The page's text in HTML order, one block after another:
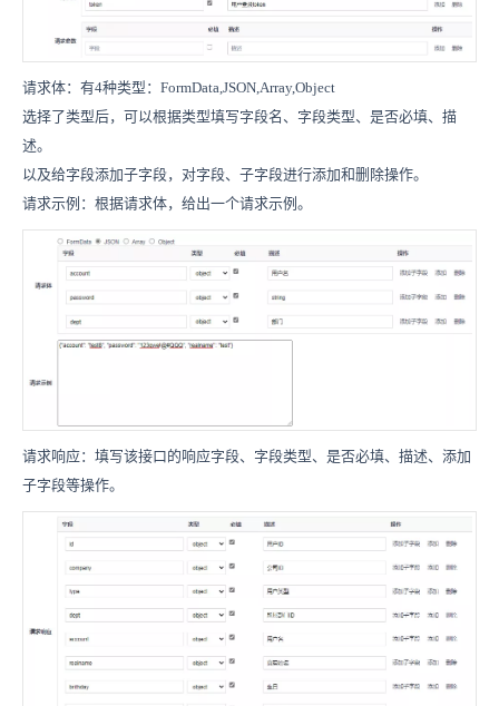
请求体：有4种类型：FormData,JSON,Array,Object
选择了类型后，可以根据类型填写字段名、字段类型、是否必填、描
述。
以及给字段添加子字段，对字段、子字段进行添加和删除操作。
请求示例：根据请求体，给出一个请求示例。
请求响应：填写该接口的响应字段、字段类型、是否必填、描述、添加
子字段等操作。